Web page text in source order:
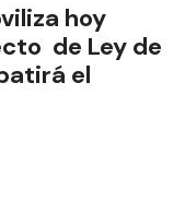
hoy
de Ley de
el